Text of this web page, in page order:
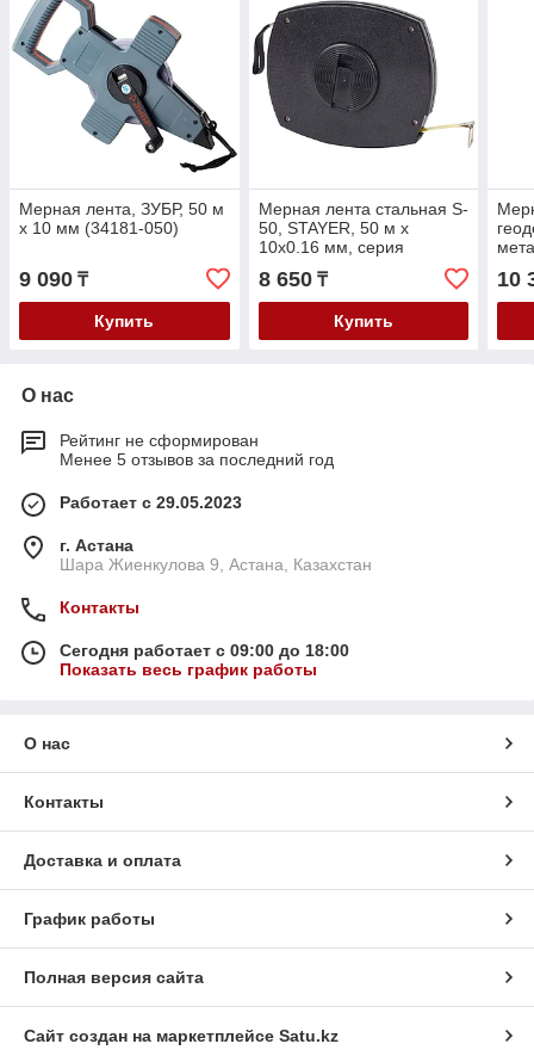
Мерная лента, ЗУБР, 50 м
х 10 мм (34181-050)
9 090 ₸
Купить
Мерная лента стальная S-
50, STAYER, 50 м х
10х0.16 мм, серия
"Профессионал" (3416-
50_z01)
8 650₸
Купить
10
О нас
Рейтинг не сформирован
Менее 5 отзывов за последний год
Работает с 29.05.2023
г. Астана
Шара Жиенкулова 9, Астана, Казахстан
Контакты
Сегодня работает с 09:00 до 18:00
Показать весь график работы
О нас
Контакты
Доставка и оплата
График работы
Полная версия сайта
Сайт создан на маркетплейсе Satu.kz